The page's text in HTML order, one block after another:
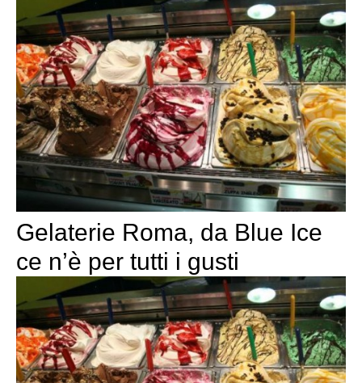
Gelaterie Roma, da Blue Ice
ce n’è per tutti i gusti